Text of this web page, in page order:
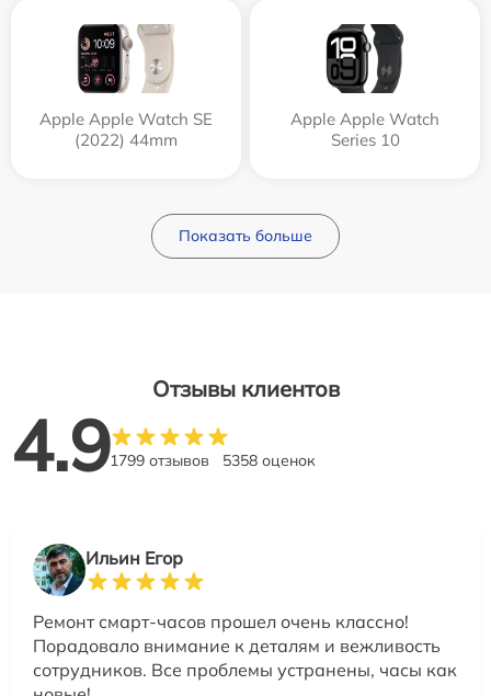
Apple Apple Watch SE
(2022) 44mm
Apple Apple Watch
Series 10
Показать больше
Отзывы клиентов
4.91799 отзывов 5358 оценок
Ильин Егор
Ремонт смарт-часов прошел очень классно!
Порадовало внимание к деталям и вежливость
сотрудников. Все проблемы устранены, часы как